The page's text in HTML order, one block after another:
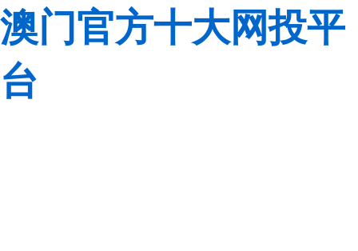
澳门官方十大网投平
台